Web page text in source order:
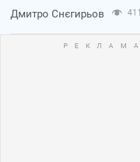
Дмитро Снєгирьов 411